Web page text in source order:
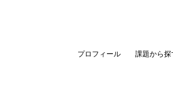
プロフィール 課題から探